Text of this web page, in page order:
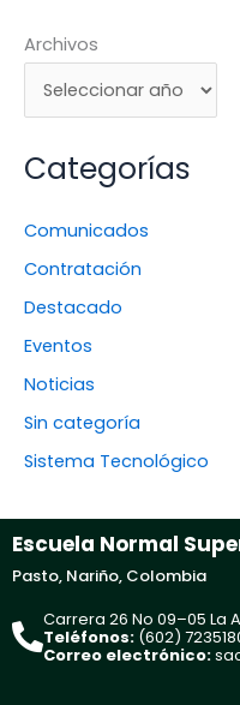
Archivos
Categorías
Comunicados
Contratación
Destacado
Eventos
Noticias
Sin categoría
Sistema Tecnológico
Escuela Normal
Pasto, Nariño, Colombia
Carrera 26 No 09–05 La
Teléfonos: (602)
Correo electrónico: